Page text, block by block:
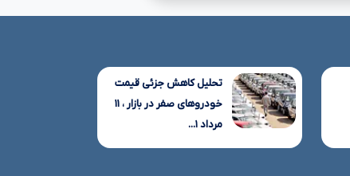
تحلیل کاهش جزئی قیمت
خودروهای صفر در بازار ، ۱۱
مرداد ۱...